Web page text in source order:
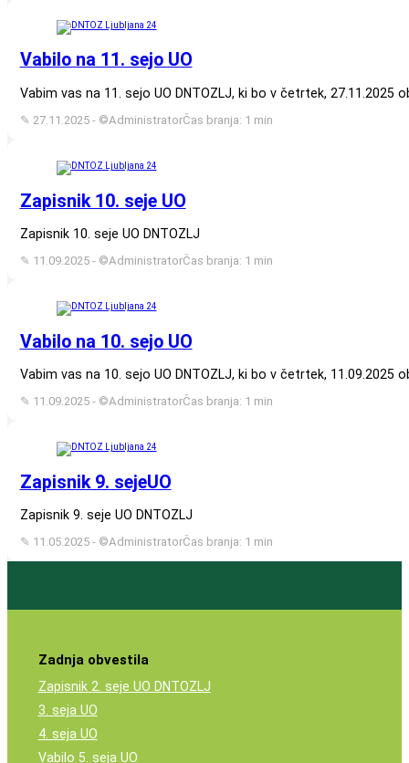
Vabilo na 11. sejo UO
Vabim vas na 11. sejo UO DNTOZLJ, ki bo v četrtek, 27.11.2025
✎ 27.11.2025 - ©AdministratorČas branja: 1 min
Zapisnik 10. seje UO
Zapisnik 10. seje UO DNTOZLJ
✎ 11.09.2025 - ©AdministratorČas branja: 1 min
Vabilo na 10. sejo UO
Vabim vas na 10. sejo UO DNTOZLJ, ki bo v četrtek, 11.09.2025
✎ 11.09.2025 - ©AdministratorČas branja: 1 min
Zapisnik 9. sejeUO
Zapisnik 9. seje UO DNTOZLJ
✎ 11.05.2025 - ©AdministratorČas branja: 1 min
Zadnja obvestila
Zapisnik 2. seje UO DNTOZLJ
3. seja UO
4. seja UO
Vabilo 5. seja UO